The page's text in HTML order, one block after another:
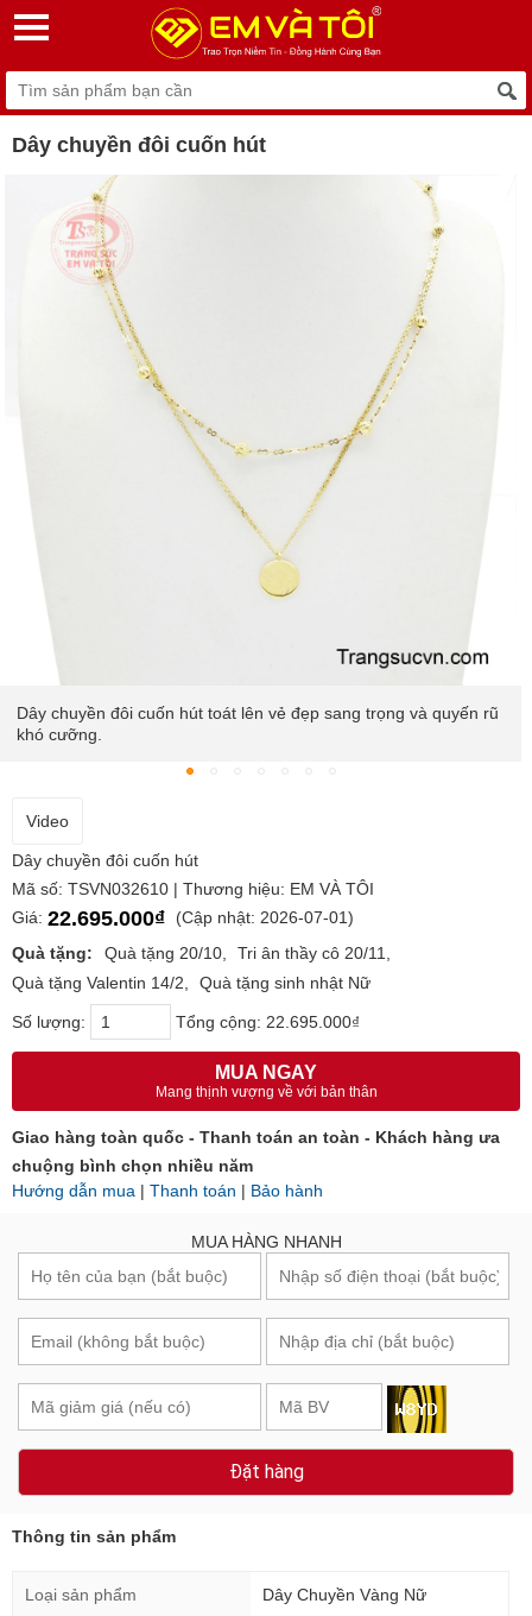
Dây chuyền đôi cuốn hút
và quyến rũ
Hai sợi dây mảnh mai, óng ánh sắc vàng tinh
Video
Dây chuyền đôi cuốn hút
Mã số: TSVN032610 | Thương hiệu: EM VÀ TÔI
Giá: 22.695.000₫
(Cập nhật: 2026-07-01)
Quà tặng:
Quà tặng 20/10
Tri ân thầy cô 20/11
Quà tặng Valentin 14/2
Quà tặng sinh nhật Nữ
Số lượng: Tổng cộng: 22.695.000₫
MUA NGAY
Mang thịnh vượng về với bản thân
Giao hàng toàn quốc - Thanh toán an toàn - Khách hàng ưa
chuộng bình chọn nhiều năm
Hướng dẫn mua | Thanh toán | Bảo hành
MUA HÀNG NHANH
Đặt hàng
Thông tin sản phẩm
Loại sản phẩm Dây Chuyền Vàng Nữ